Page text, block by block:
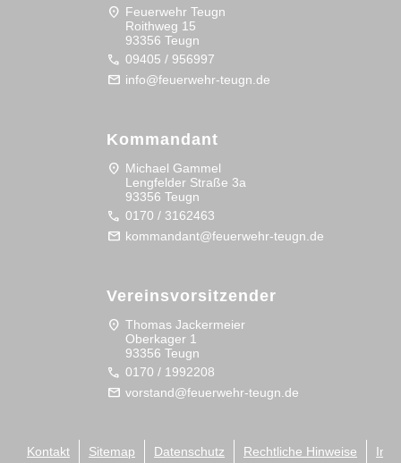
location_on Feuerwehr Teugn
Roithweg 15
93356 Teugn
call 09405 / 956997
mail info@feuerwehr-teugn.de
Kommandant
location_on Michael Gammel
Lengfelder Straße 3a
93356 Teugn
call 0170 / 3162463
mail kommandant@feuerwehr-teugn.de
Vereinsvorsitzender
location_on Thomas Jackermeier
Oberkager 1
93356 Teugn
call 0170 / 1992208
mail vorstand@feuerwehr-teugn.de
Kontakt Sitemap Datenschutz Rechtliche Hinweise